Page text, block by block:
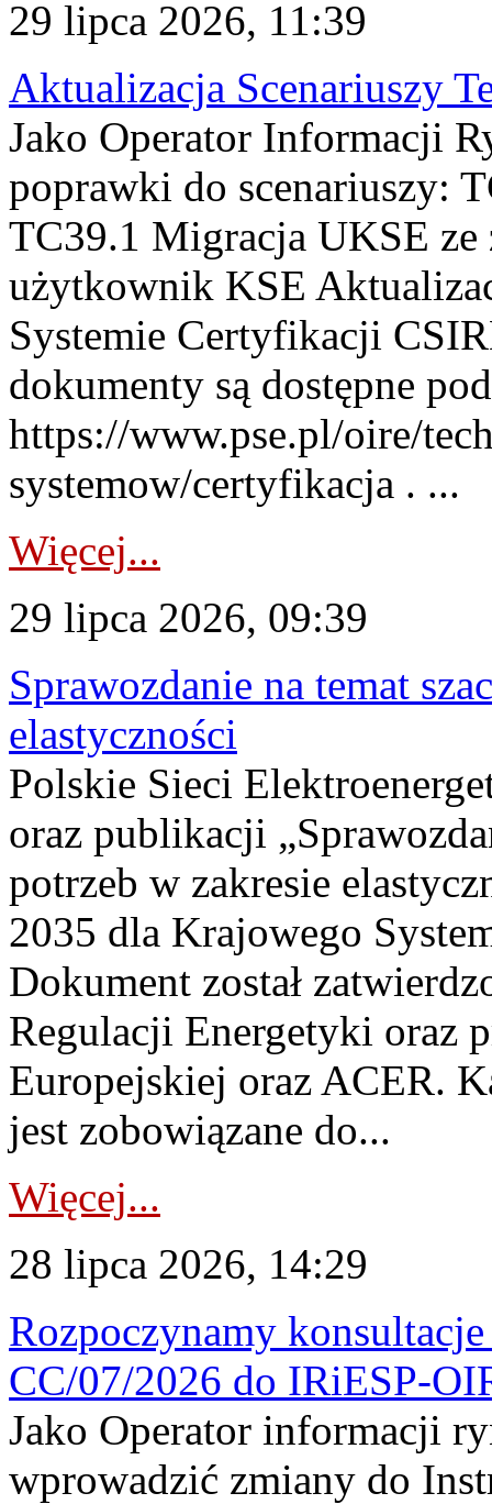
29 lipca 2026, 11:39
Aktualizacja Scenariuszy
Jako Operator Informacji
poprawki do scenariuszy:
TC39.1 Migracja UKSE
użytkownik KSE
Systemie Certyfikacji
dokumenty są dostępne
https://www.pse.pl/oire/
systemow/certyfikacja . ...
Więcej...
29 lipca 2026, 09:39
Sprawozdanie na temat
elastyczności
Polskie Sieci
oraz publikacji
potrzeb w zakresie
2035 dla Krajowego
Dokument został
Regulacji Energetyki oraz
Europejskiej oraz ACER.
jest zobowiązane do...
Więcej...
28 lipca 2026, 14:29
Rozpoczynamy
CC/07/2026 do IRiESP-
Jako Operator informacji
wprowadzić zmiany do